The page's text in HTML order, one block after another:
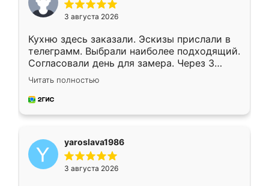
3 августа 2026
Кухню здесь заказали. Эскизы прислали в
телеграмм. Выбрали наиболее подходящий.
Согласовали день для замера. Через 3
недели кухня была уже готова. Остались
довольны работой. Спасибо Ренессанс
мебель за качественную работу!
Читать полностью
yaroslava1986
3 августа 2026